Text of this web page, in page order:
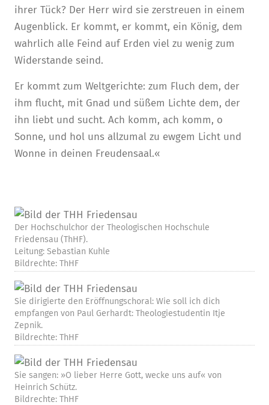
ihrer Tück? Der Herr wird sie zerstreuen in einem
Augenblick. Er kommt, er kommt, ein König, dem
wahrlich alle Feind auf Erden viel zu wenig zum
Widerstande seind.
Er kommt zum Weltgerichte: zum Fluch dem, der
ihm flucht, mit Gnad und süßem Lichte dem, der
ihn liebt und sucht. Ach komm, ach komm, o
Sonne, und hol uns allzumal zu ewgem Licht und
Wonne in deinen Freudensaal.«
Der Hochschulchor der Theologischen Hochschule
Friedensau (ThHF).
Leitung: Sebastian Kuhle
Bildrechte: ThHF
Sie dirigierte den Eröffnungschoral: Wie soll ich dich
empfangen von Paul Gerhardt: Theologiestudentin Itje
Zepnik.
Bildrechte: ThHF
Sie sangen: »O lieber Herre Gott, wecke uns auf« von
Heinrich Schütz.
Bildrechte: ThHF